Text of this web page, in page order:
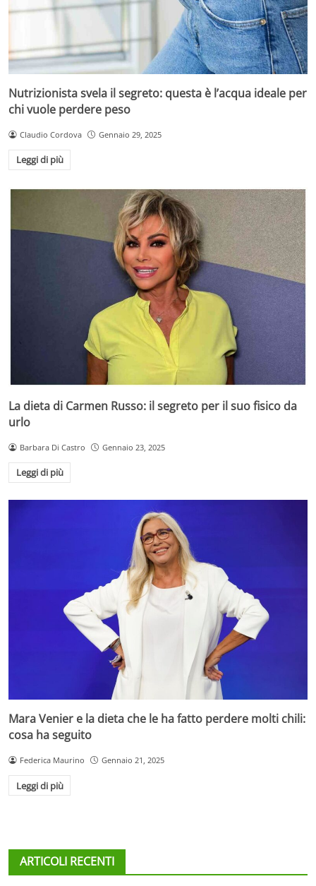
Nutrizionista svela il segreto: questa è l’acqua ideale per
chi vuole perdere peso
Claudio Cordova Gennaio 29, 2025
Leggi di più
La dieta di Carmen Russo: il segreto per il suo fisico da
urlo
Barbara Di Castro Gennaio 23, 2025
Leggi di più
Mara Venier e la dieta che le ha fatto perdere molti chili:
cosa ha seguito
Federica Maurino Gennaio 21, 2025
Leggi di più
ARTICOLI RECENTI